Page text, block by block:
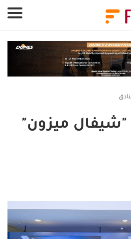
"شيفال ميزون"
لوحة إدارة ملفات تعريف الارتباط